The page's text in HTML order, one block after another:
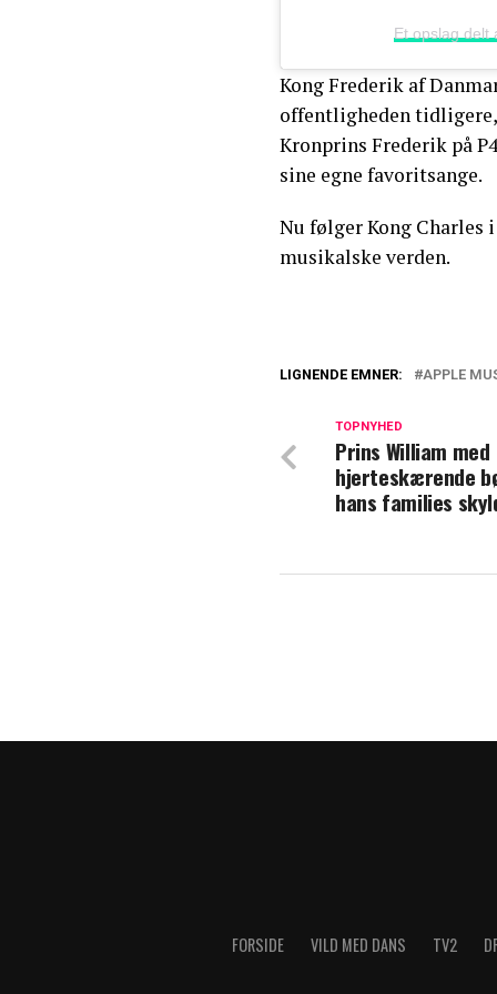
Et opslag delt
Kong Frederik af
offentligheden
Kronprins Frederik på
sine egne favoritsange.
Nu følger Kong Charles
musikalske verden.
med til Lilibets
Dronning
Charles ramte
LIGNENDE EMNER: APPLE
TOPNYHED
Prins William med
hjerteskærende
hans families
FORSIDE VILD MED DANS TV2